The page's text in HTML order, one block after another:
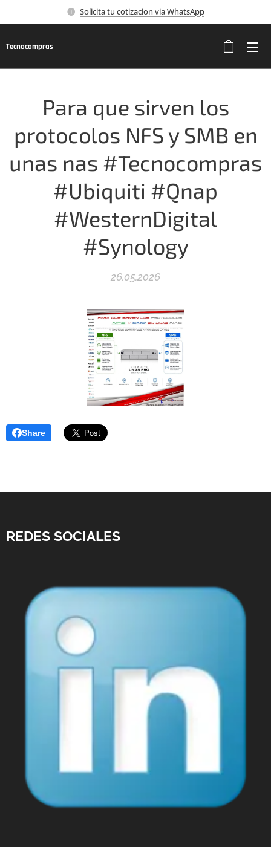
Solicita tu cotizacion via WhatsApp
Tecnocompras
Para que sirven los
protocolos NFS y SMB en
unas nas #Tecnocompras
#Ubiquiti #Qnap
#WesternDigital
#Synology
26.05.2026
Share
REDES SOCIALES